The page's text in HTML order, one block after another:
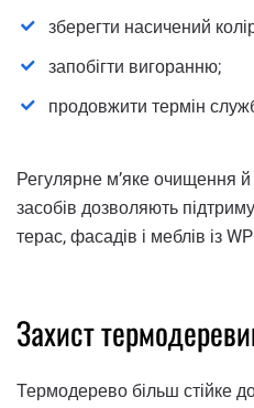
зберегти насичений
запобігти вигоранню;
продовжити термін
Регулярне м’яке очищення
засобів дозволяють
терас, фасадів і меблів із
Захист
Термодерево більш стійке